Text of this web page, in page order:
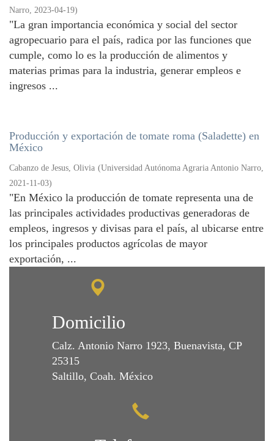
Narro, 2023-04-19)
"La gran importancia económica y social del sector
agropecuario para el país, radica por las funciones que
cumple, como lo es la producción de alimentos y
materias primas para la industria, generar empleos e
ingresos ...
Producción y exportación de tomate roma (Saladette) en
México
Cabanzo de Jesus, Olivia (Universidad Autónoma Agraria Antonio Narro,
2021-11-03)
"En México la producción de tomate representa una de
las principales actividades productivas generadoras de
empleos, ingresos y divisas para el país, al ubicarse entre
los principales productos agrícolas de mayor
exportación, ...
Domicilio
Calz. Antonio Narro 1923, Buenavista, CP
25315
Saltillo, Coah. México